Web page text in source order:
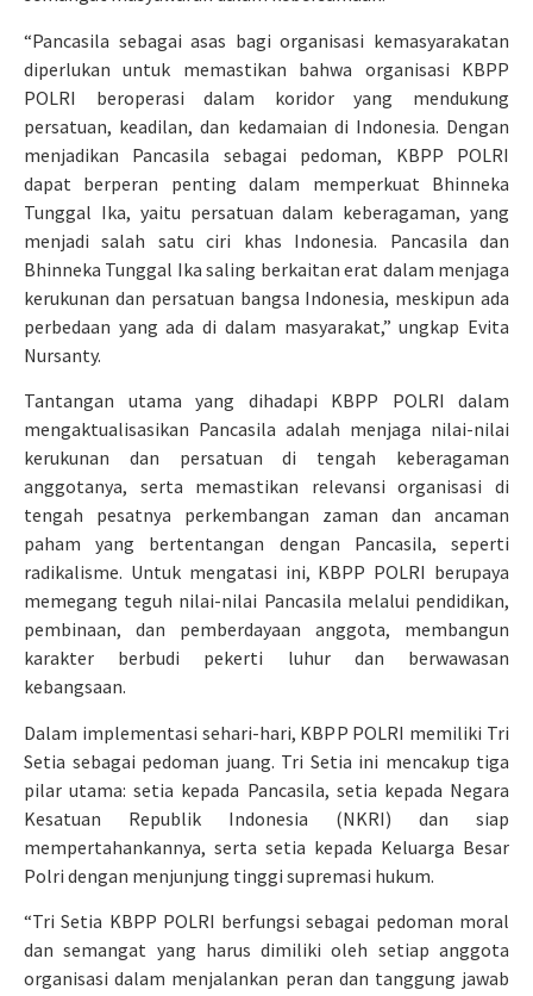
“Pancasila sebagai asas bagi organisasi kemasyarakatan
diperlukan untuk memastikan bahwa organisasi KBPP
POLRI beroperasi dalam koridor yang mendukung
persatuan, keadilan, dan kedamaian di Indonesia. Dengan
menjadikan Pancasila sebagai pedoman, KBPP POLRI
dapat berperan penting dalam memperkuat Bhinneka
Tunggal Ika, yaitu persatuan dalam keberagaman, yang
menjadi salah satu ciri khas Indonesia. Pancasila dan
Bhinneka Tunggal Ika saling berkaitan erat dalam menjaga
kerukunan dan persatuan bangsa Indonesia, meskipun ada
perbedaan yang ada di dalam masyarakat,” ungkap Evita
Nursanty.
Tantangan utama yang dihadapi KBPP POLRI dalam
mengaktualisasikan Pancasila adalah menjaga nilai-nilai
kerukunan dan persatuan di tengah keberagaman
anggotanya, serta memastikan relevansi organisasi di
tengah pesatnya perkembangan zaman dan ancaman
paham yang bertentangan dengan Pancasila, seperti
radikalisme. Untuk mengatasi ini, KBPP POLRI berupaya
memegang teguh nilai-nilai Pancasila melalui pendidikan,
pembinaan, dan pemberdayaan anggota, membangun
karakter berbudi pekerti luhur dan berwawasan
kebangsaan.
Dalam implementasi sehari-hari, KBPP POLRI memiliki Tri
Setia sebagai pedoman juang. Tri Setia ini mencakup tiga
pilar utama: setia kepada Pancasila, setia kepada Negara
Kesatuan Republik Indonesia (NKRI) dan siap
mempertahankannya, serta setia kepada Keluarga Besar
Polri dengan menjunjung tinggi supremasi hukum.
“Tri Setia KBPP POLRI berfungsi sebagai pedoman moral
dan semangat yang harus dimiliki oleh setiap anggota
organisasi dalam menjalankan peran dan tanggung jawab